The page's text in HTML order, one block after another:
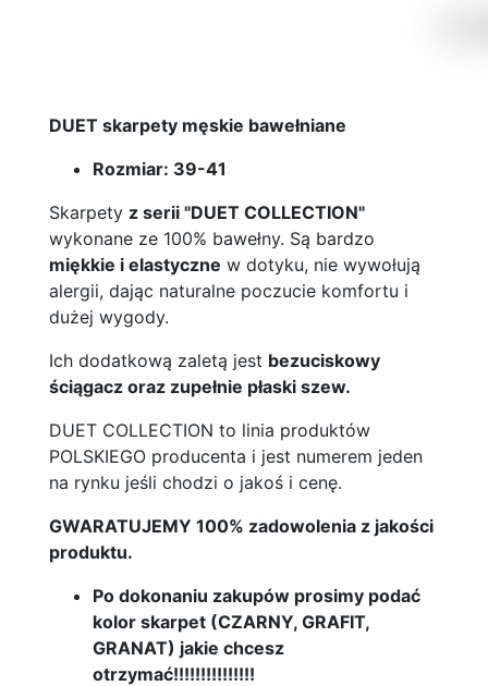
DUET skarpety męskie bawełniane
Rozmiar: 39-41
Skarpety z serii "DUET COLLECTION"
wykonane ze 100% bawełny. Są bardzo
miękkie i elastyczne w dotyku, nie wywołują
alergii, dając naturalne poczucie komfortu i
dużej wygody.
Ich dodatkową zaletą jest bezuciskowy
ściągacz oraz zupełnie płaski szew.
DUET COLLECTION to linia produktów
POLSKIEGO producenta i jest numerem jeden
na rynku jeśli chodzi o jakoś i cenę.
GWARATUJEMY 100% zadowolenia z jakości
produktu.
Po dokonaniu zakupów prosimy podać
kolor skarpet (CZARNY, GRAFIT,
GRANAT) jakie chcesz
otrzymać!!!!!!!!!!!!!!!